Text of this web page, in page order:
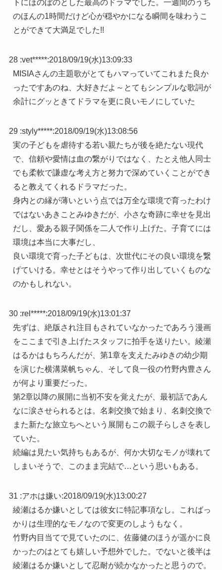
トにほのぼのとした最高のドラマでした。一週間のうち
のほんの1時間だけど心が穏やかになる瞬間を味わうこ
とができて大満足でした!!
28 :vet*****:2018/09/19(水)13:09:33
MISIAさんの主題歌がとてもハマっていてこれまた良か
ったですあのね、大好きだよ～とてもシンプルな歌詞が
余計にグッときてドラマを更に良いモノにしていた
29 :styly*****:2018/09/19(水)13:08:56
実の子どもを虐待する若い親たちが後を絶たない現代
で、信頼や愛情は血の繋がりではなく、たとえ他人同士
でも柔軟で謙虚な考え方と努力で深めていくことができ
ると教えてくれるドラマだった。
身内との縁が薄いという点では万全な環境で育ったわけ
ではないあきことみゆきだが、小さな奇跡に幸せを見出
だし、愛ある親子関係を二人で作り上げた。子育てには
環境は本当に大事だし、
良い環境で育った子どもは、次世代にその良い環境を繋
げていける。幸せとはそうやって作り出していくものな
のかもしれない。
30 :rel*****:2018/09/19(水)13:01:37
先ずは、絶版され注目もされていなかったであろう漫画
をここまで引き上げたスタッフに拍手を送りたい。綾瀬
はるかはもちろんだが、第1章を支えたみゆきの幼少期
を演じた横溝菜帆ちゃん、そして良一役の竹野内豊さん
が何より重要だった。
第2章以降の展開に当初不安を覚えたが、最初話であん
なに涙させられるとは。名刺交換で始まり、名刺交換で
また新たな旅立ちへという展開もこの親子らしさを表し
ていた。
続編は見たい気持ちもあるが、何か大切なモノが壊れて
しまいそうで、このまま完結で…という思いもある。
31 :アホは嫌い:2018/09/19(水)13:00:27
綾瀬はるか嫌いとしては彼女に特記事項なし。こればっ
かりは生理的なモノなので変更のしようもなく。
竹野内目当てで見ていたのに、佐藤健のほうが遥かに良
かったのはとても嬉しい予想外でした。でないと後半は
綾瀬はるか嫌いとして忍耐が続かなかったと思うので。